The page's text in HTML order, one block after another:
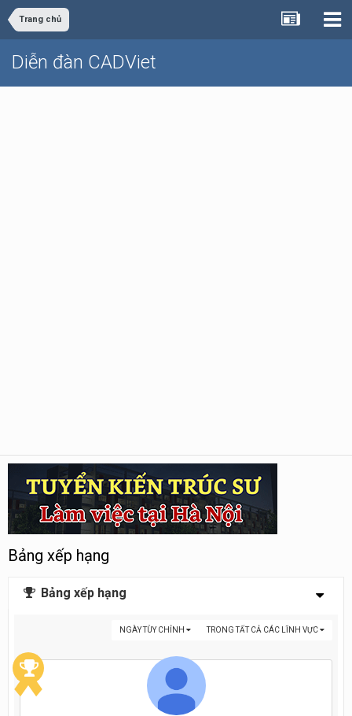
Trang chủ
Diễn đàn CADViet
Bảng xếp hạng
Bảng xếp hạng
TRONG TẤT CẢ CÁC LĨNH VỰC
NGÀY TÙY CHỈNH